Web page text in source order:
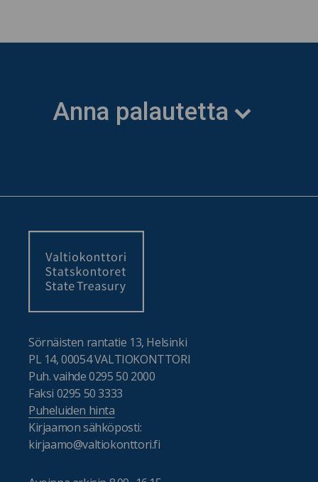
Anna palautetta
Sörnäisten rantatie 13, Helsinki
PL 14, 00054 VALTIOKONTTORI
Puh. vaihde 0295 50 2000
Faksi 0295 50 3333
Puheluiden hinta
Kirjaamon sähköposti:
kirjaamo@valtiokonttori.fi